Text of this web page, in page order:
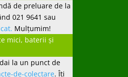
de preluare de la
021 9641 sau
Mulțumim!
mici, baterii și
la un punct de
de-colectare. Îți